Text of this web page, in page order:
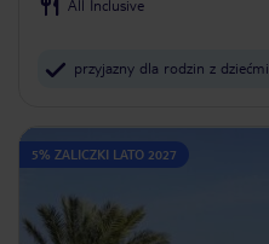
All Inclusive
przyjazny dla rodzin z dziećmi
5% ZALICZKI LATO 2027